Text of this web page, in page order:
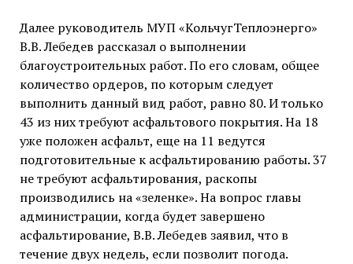
Далее руководитель МУП «КольчугТеплоэнерго»
В.В. Лебедев рассказал о выполнении
благоустроительных работ. По его словам, общее
количество ордеров, по которым следует
выполнить данный вид работ, равно 80. И только
43 из них требуют асфальтового покрытия. На 18
уже положен асфальт, еще на 11 ведутся
подготовительные к асфальтированию работы. 37
не требуют асфальтирования, раскопы
производились на «зеленке». На вопрос главы
администрации, когда будет завершено
асфальтирование, В.В. Лебедев заявил, что в
течение двух недель, если позволит погода.